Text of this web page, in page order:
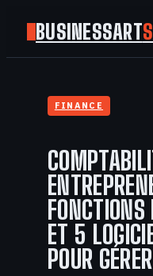
BUSINESSART
FINANCE
ET 5
POUR